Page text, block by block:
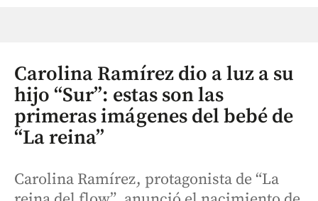
Carolina Ramírez dio a luz a su
hijo “Sur”: estas son las
primeras imágenes del bebé de
“La reina”
Carolina Ramírez, protagonista de “La